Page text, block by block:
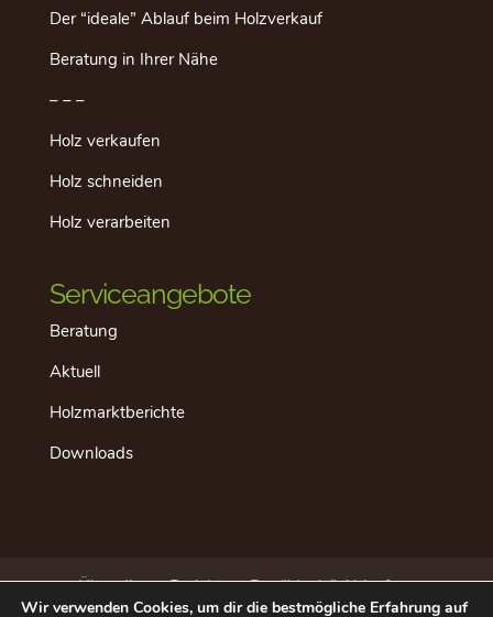
Der “ideale” Ablauf beim Holzverkauf
Beratung in Ihrer Nähe
– – –
Holz verkaufen
Holz schneiden
Holz verarbeiten
Serviceangebote
Beratung
Aktuell
Holzmarktberichte
Downloads
Über dieses Projekt
Der “ideale” Ablauf
Aktuell
Datenschutz Impressum
Wir verwenden Cookies, um dir die bestmögliche Erfahrung auf